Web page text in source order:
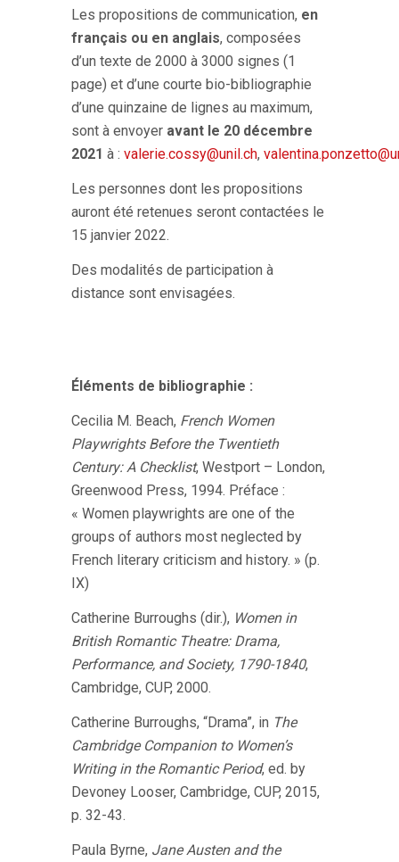
Les propositions de communication, en
français ou en anglais, composées
d’un texte de 2000 à 3000 signes (1
page) et d’une courte bio-bibliographie
d’une quinzaine de lignes au maximum,
sont à envoyer avant le 20 décembre
2021 à : valerie.cossy@unil.ch,
Les personnes dont les propositions
auront été retenues seront contactées le
15 janvier 2022.
Des modalités de participation à
distance sont envisagées.
Éléments de bibliographie :
Cecilia M. Beach, French Women
Playwrights Before the Twentieth
Century: A Checklist, Westport – London,
Greenwood Press, 1994. Préface :
« Women playwrights are one of the
groups of authors most neglected by
French literary criticism and history. » (p.
IX)
Catherine Burroughs (dir.), Women in
British Romantic Theatre: Drama,
Performance, and Society, 1790-1840,
Cambridge, CUP, 2000.
Catherine Burroughs, “Drama”, in The
Cambridge Companion to Women’s
Writing in the Romantic Period, ed. by
Devoney Looser, Cambridge, CUP, 2015,
p. 32-43.
Paula Byrne, Jane Austen and the